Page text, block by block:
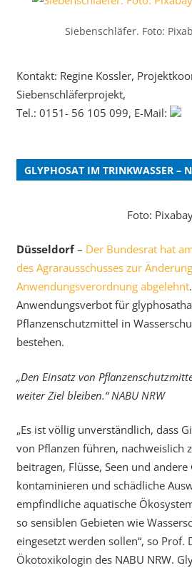
Siebenschläfer. Foto:
Kontakt: Regine Kossler,
Siebenschläferprojekt,
Tel.: 0151- 56 105 099, E-Mail:
GLYPHOSAT IM TRINKWASSER –
Foto:
Düsseldorf– Der Bundesrat hat
des Agrarausschusses zur
Anwendungsverordnung abgelehnt
Anwendungsverbot für
Pflanzenschutzmittel in
bestehen.
„Den Einsatz von
weiter Ziel bleiben.“ NABU NRW
„Es ist völlig unverständlich, dass
von Pflanzen führen, nachweislich
beitragen, Flüsse, Seen und andere
kontaminieren und schädliche
empfindliche aquatische
so sensiblen Gebieten wie
eingesetzt werden sollen“, so Prof.
Ökotoxikologin des NABU NRW.